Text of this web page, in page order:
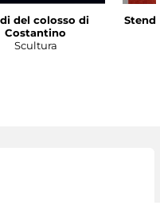
del colosso di
Costantino
Scultura